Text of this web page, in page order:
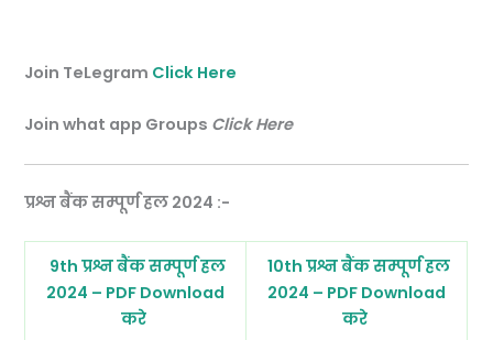
Join TeLegram Click Here
Join what app Groups Click Here
प्रश्न बैंक सम्पूर्ण हल 2024 :-
9th प्रश्न बैंक सम्पूर्ण हल
2024 – PDF Download
करे
10th प्रश्न बैंक सम्पूर्ण हल
2024 – PDF Download
करे